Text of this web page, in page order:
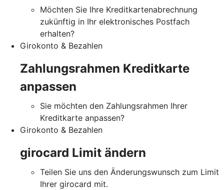
Möchten Sie Ihre Kreditkartenabrechnung
zukünftig in Ihr elektronisches Postfach
erhalten?
Girokonto & Bezahlen
Zahlungsrahmen Kreditkarte
anpassen
Sie möchten den Zahlungsrahmen Ihrer
Kreditkarte anpassen?
Girokonto & Bezahlen
girocard Limit ändern
Teilen Sie uns den Änderungswunsch zum Limit
Ihrer girocard mit.